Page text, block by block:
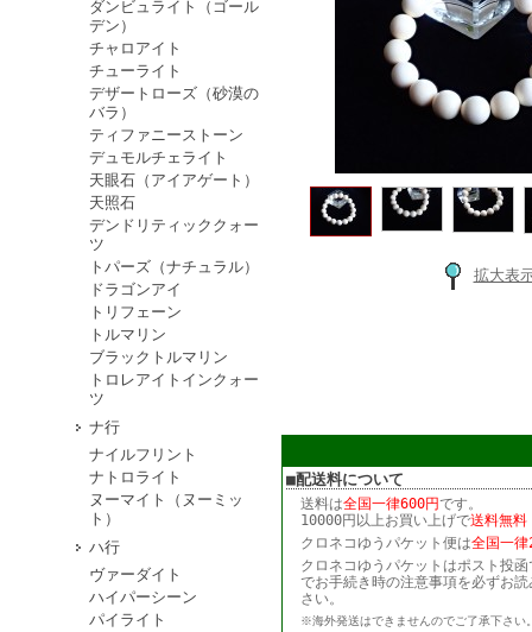
ダンビュライト（ゴール
デン）
チャロアイト
チューライト
デザートローズ（砂漠の
バラ）
ティファニーストーン
デュモルチェライト
天眼石（アイアゲート）
天照石
デンドリティッククォー
ツ
トパーズ（ナチュラル）
ドラゴンアイ
トリフェーン
トルマリン
ブラックトルマリン
トロレアイトインクォー
ツ
ナ行
ナイルフリント
ナトロライト
ヌーマイト（ヌーミッ
ト）
ハ行
ヴァーダイト
ハイパーシーン
パイライト
拡大表
■配送料について
送料は全国一律600円です。
10000円以上お買い上げで送料無料
クロネコゆうパケット便は全国一律
クロネコゆうパケットはポスト投
でお手続き時の注意事項を必ずお
さい。
※海外発送はできませんのでご了承下さい